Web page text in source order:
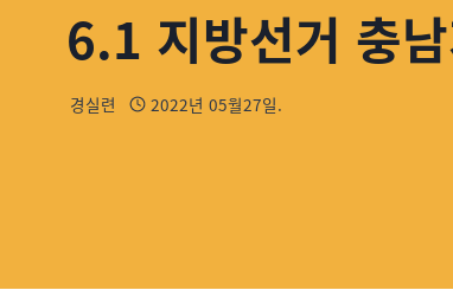
6.1 지방선거 충
경실련 2022년 05월27일.